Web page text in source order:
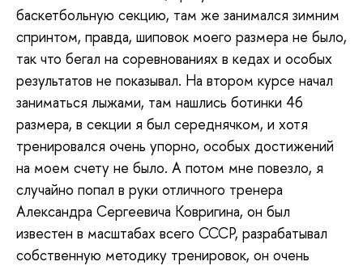
баскетбольную секцию, там же занимался зимним
спринтом, правда, шиповок моего размера не было,
так что бегал на соревнованиях в кедах и особых
результатов не показывал. На втором курсе начал
заниматься лыжами, там нашлись ботинки 46
размера, в секции я был середнячком, и хотя
тренировался очень упорно, особых достижений
на моем счету не было. А потом мне повезло, я
случайно попал в руки отличного тренера
Александра Сергеевича Ковригина, он был
известен в масштабах всего СССР, разрабатывал
собственную методику тренировок, он очень